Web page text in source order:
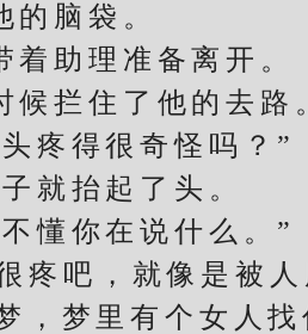
的脑袋。
助理准备离开。
拦住了他的去路
得很奇怪吗？”
抬起了头。
你在说什么。”
吧，就像是被人
，梦里有个女人找